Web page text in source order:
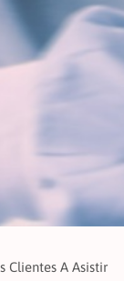
Clientes A Asistir